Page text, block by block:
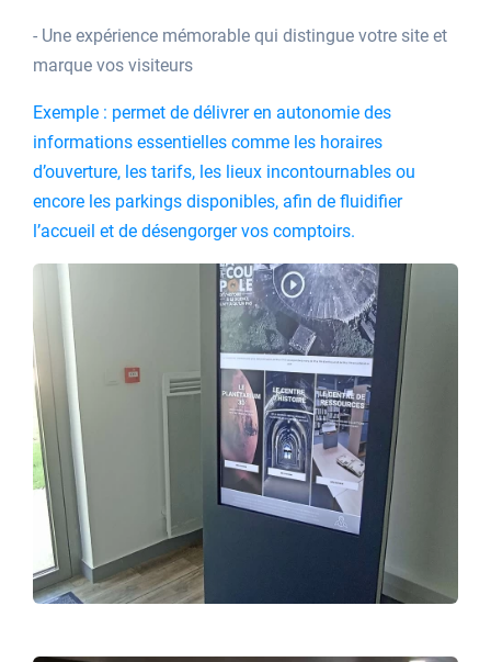
- Une expérience mémorable qui distingue votre site et
marque vos visiteurs
Exemple : permet de délivrer en autonomie des
informations essentielles comme les horaires
d’ouverture, les tarifs, les lieux incontournables ou
encore les parkings disponibles, afin de fluidifier
l’accueil et de désengorger vos comptoirs.